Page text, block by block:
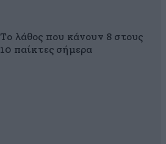
Το λάθος που κάνουν 8 στους
10 παίκτες σήμερα